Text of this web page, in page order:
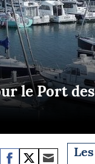
le Port